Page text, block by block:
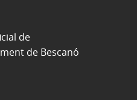
de
de Bescanó